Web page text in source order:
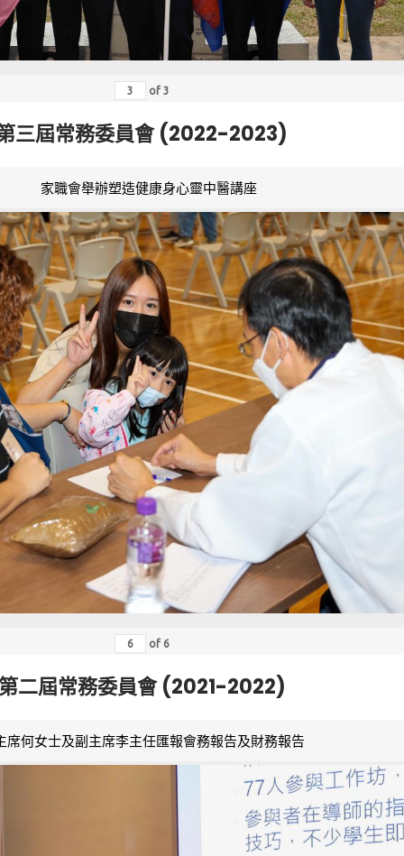
of 3
三屆常務委員會 (2022-2023)
家職會舉辦塑造健康身心靈中醫講座
of 6
二屆常務委員會 (2021-2022)
席何女士及副主席李主任匯報會務報告及財務報告